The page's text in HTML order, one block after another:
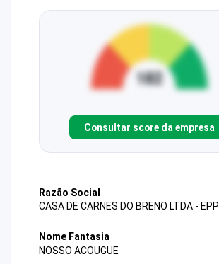
Consultar score da empresa
Razão Social
CASA DE CARNES DO BRENO LTDA - EPP
Nome Fantasia
NOSSO ACOUGUE